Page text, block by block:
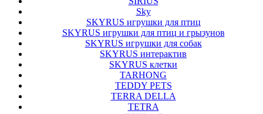
Sky
SKYRUS игрушки для птиц
SKYRUS игрушки для птиц и грызунов
SKYRUS игрушки для собак
SKYRUS интерактив
SKYRUS клетки
TARHONG
TEDDY PETS
TERRA DELLA
TETRA